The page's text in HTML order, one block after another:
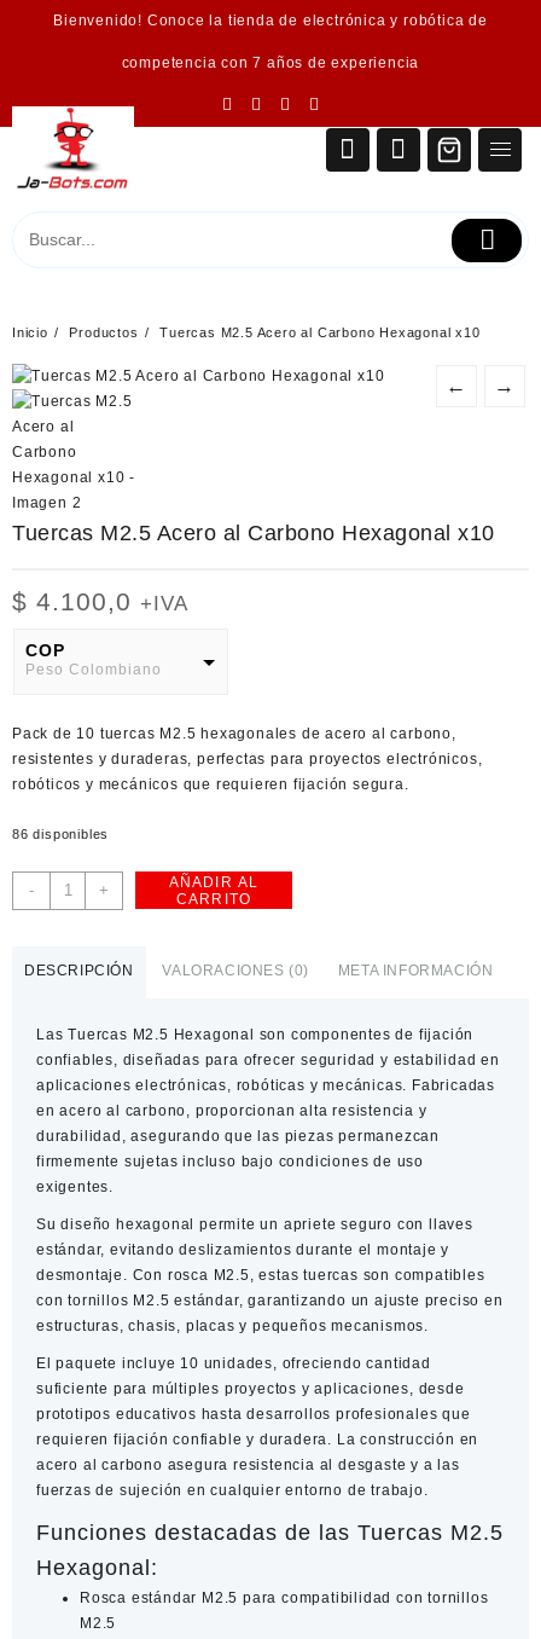
Bienvenido! Conoce la tienda de electrónica y robótica de
competencia con 7 años de experiencia
Inicio Productos Tuercas M2.5 Acero al Carbono Hexagonal x10
← →
Tuercas M2.5 Acero al Carbono Hexagonal x10
$ 4.100,0 +IVA
COP
Peso Colombiano
American Dollar
Pack de 10 tuercas M2.5 hexagonales de acero al carbono,
resistentes y duraderas, perfectas para proyectos electrónicos,
robóticos y mecánicos que requieren fijación segura.
86 disponibles
-
Tuercas
M2.5
x10
cantidad
+
AÑADIR AL
CARRITO
DESCRIPCIÓN VALORACIONES (0) META INFORMACIÓN
LasTuercas M2.5 Hexagonal
son componentes de fijación
confiables, diseñadas para ofrecer seguridad y estabilidad en
aplicaciones electrónicas, robóticas y mecánicas. Fabricadas
en acero al carbono, proporcionan alta resistencia y
durabilidad, asegurando que las piezas permanezcan
firmemente sujetas incluso bajo condiciones de uso
exigentes.
Su diseño hexagonal permite un apriete seguro con llaves
estándar, evitando deslizamientos durante el montaje y
desmontaje. Con rosca M2.5, estas tuercas son compatibles
con tornillos M2.5 estándar, garantizando un ajuste preciso en
estructuras, chasis, placas y pequeños mecanismos.
El paquete incluye 10 unidades, ofreciendo cantidad
suficiente para múltiples proyectos y aplicaciones, desde
prototipos educativos hasta desarrollos profesionales que
requieren fijación confiable y duradera. La construcción en
acero al carbono asegura resistencia al desgaste y a las
fuerzas de sujeción en cualquier entorno de trabajo.
Funciones destacadas de las Tuercas M2.5
Hexagonal:
Rosca estándar M2.5 para compatibilidad con tornillos
M2.5